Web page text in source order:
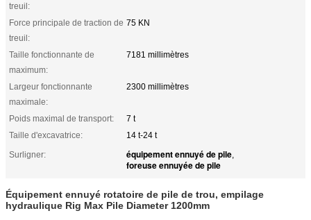
treuil:
Force principale de traction de
treuil:
75 KN
Taille fonctionnante de
maximum:
7181 millimètres
Largeur fonctionnante
maximale:
2300 millimètres
Poids maximal de transport:
7 t
Taille d'excavatrice:
14 t-24 t
Surligner:
équipement ennuyé de pile,
foreuse ennuyée de pile
Équipement ennuyé rotatoire de pile de trou, empilage
hydraulique Rig Max Pile Diameter 1200mm